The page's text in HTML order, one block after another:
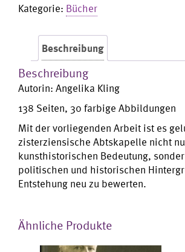
ehemaligen
Pforta
Menge
Kategorie: Bücher
Beschreibung
Beschreibung
Autorin: Angelika Kling
138 Seiten, 30 farbige Abbildungen
Mit der vorliegenden Arbeit ist es
zisterziensische Abtskapelle nicht
kunsthistorischen Bedeutung,
politischen und historischen
Entstehung neu zu bewerten.
Ähnliche Produkte